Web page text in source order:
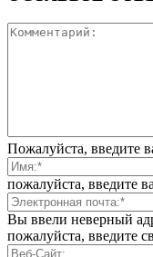
Пожалуйста, введите
пожалуйста, введите
Вы ввели неверный
пожалуйста, введите